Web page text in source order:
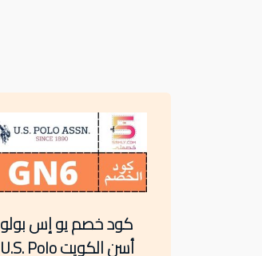
كود خصم يو إس بولو
أسن الكويت U.S. Polo